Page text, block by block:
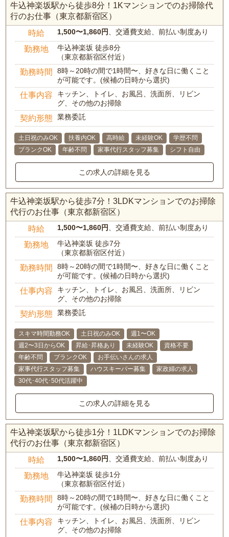
牛込神楽坂駅から徒歩8分！1Kマンションでのお掃除代
行のお仕事（東京都新宿区）
時給 1,500〜1,860円 、交通費支給、前払い制度あり
勤務地
牛込神楽坂 徒歩8分
（東京都新宿区付近）
勤務時間
8時～20時の間で1時間〜、好きな日に働くこと
が可能です。(候補の日時から選択)
仕事内容
キッチン、トイレ、お風呂、洗面所、リビン
グ、その他のお掃除
契約形態 業務委託
土日祝のみOK 扶養内OK 高時給 未経験OK
学歴不問
ブランクOK
年齢不問 家事代行スタッフ募集 シフト自由
この求人の詳細を見る
牛込神楽坂駅から徒歩7分！3LDKマンションでのお掃除
代行のお仕事（東京都新宿区）
時給 1,500〜1,860円 、交通費支給、前払い制度あり
勤務地
牛込神楽坂 徒歩7分
（東京都新宿区付近）
勤務時間
8時～20時の間で1時間〜、好きな日に働くこと
が可能です。(候補の日時から選択)
仕事内容
キッチン、トイレ、お風呂、洗面所、リビン
グ、その他のお掃除
契約形態 業務委託
スキマ時間勤務OK 土日祝のみOK
週1〜OK
週2〜3日からOK
昇給･昇格あり 未経験OK
資格不要
年齢不問
ブランクOK
お手伝いさんの求人
家事代行スタッフ募集
ハウスキーパー募集
家政婦の求人
30代･40代･50代活躍中
この求人の詳細を見る
牛込神楽坂駅から徒歩1分！1LDKマンションでのお掃除
代行のお仕事（東京都新宿区）
時給 1,500〜1,860円 、交通費支給、前払い制度あり
勤務地
牛込神楽坂 徒歩1分
（東京都新宿区付近）
勤務時間
8時～20時の間で1時間〜、好きな日に働くこと
が可能です。(候補の日時から選択)
仕事内容
キッチン、トイレ、お風呂、洗面所、リビン
グ、その他のお掃除